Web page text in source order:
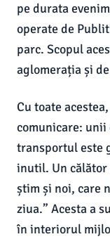
pe durata
operate de
parc. Scopul
aglomerația și
Cu toate
comunicare:
transportul este
inutil. Un călător
știm și noi, care
ziua.” Acesta a
în interiorul